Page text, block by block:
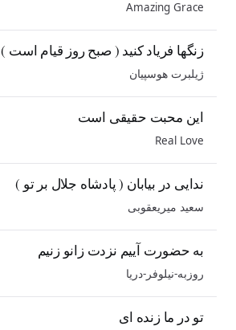
Amazing Grace
زنگها فریاد کنید ( صبح روز قیام است )
ژیلبرت هوسپیان
این محبت حقیقی است
Real Love
ندایی در بیابان ( پادشاه جلال بر تو )
سعید میریعقوبی
به حضورت آییم نزدت زانو زنیم
روزبه-نیلوفر-دریا
تو در ما زنده ای